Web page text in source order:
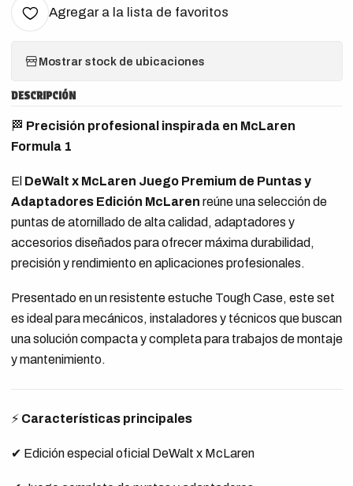
Agregar a la lista de favoritos
Mostrar stock de ubicaciones
DESCRIPCIÓN
🏁 Precisión profesional inspirada en McLaren
Formula 1
El DeWalt x McLaren Juego Premium de Puntas y
Adaptadores Edición McLaren reúne una selección de
puntas de atornillado de alta calidad, adaptadores y
accesorios diseñados para ofrecer máxima durabilidad,
precisión y rendimiento en aplicaciones profesionales.
Presentado en un resistente estuche Tough Case, este set
es ideal para mecánicos, instaladores y técnicos que buscan
una solución compacta y completa para trabajos de montaje
y mantenimiento.
⚡ Características principales
✔ Edición especial oficial DeWalt x McLaren